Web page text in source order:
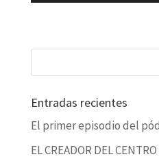
Entradas recientes
El primer episodio del
EL CREADOR DEL